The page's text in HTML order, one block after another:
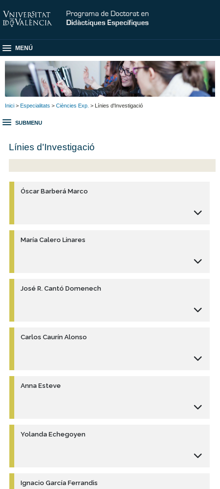
MENÚ
Inici > Especialitats > Ciències Exp. > Línies d'Investigació
SUBMENU
Línies d'Investigació
Óscar Barberá Marco
María Calero Linares
José R. Cantó Domenech
Carlos Caurín Alonso
Anna Esteve
Yolanda Echegoyen
Ignacio García Ferrandis